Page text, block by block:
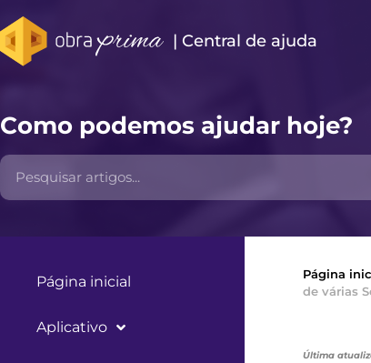
| Central de ajuda​
Como podemos ajudar hoje?
Página inicial
Aplicativo
Página
de várias
Última